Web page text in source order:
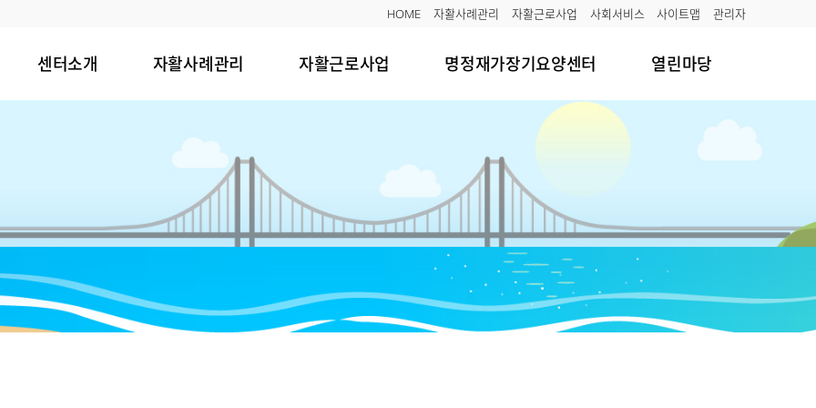
HOME 자활사례관리 자활근로사업 사회서비스 사이트맵 관리자
센터소개 자활사례관리 자활근로사업 명정재가장기요양센터 열린마당